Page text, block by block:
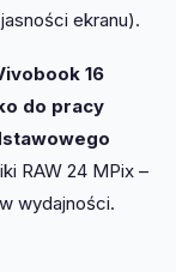
ekranu).
16
do pracy
RAW 24 MPix –
wydajności.